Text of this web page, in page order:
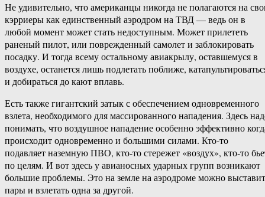
Не удивительно, что американцы никогда не полагаются на
кэрриеры как единственный аэродром на ТВД — ведь он в
любой момент может стать недоступным. Может прилететь
раненый пилот, или поврежденный самолет и заблокировать
посадку. И тогда всему остальному авиакрылу, оставшемуся в
воздухе, останется лишь подлетать поближе,
и добираться до кают вплавь.
Есть также гигантский затык с обеспечением одновременного
взлета, необходимого для массированного нападения. Здесь
понимать, что воздушное нападение особенно эффективно
происходит одновременно и большими силами. Кто-то
подавляет наземную ПВО, кто-то стережет «воздух», кто-то
по целям. И вот здесь у авианосных ударных групп возникают
большие проблемы. Это на земле на аэродроме можно
пары и взлетать одна за другой.